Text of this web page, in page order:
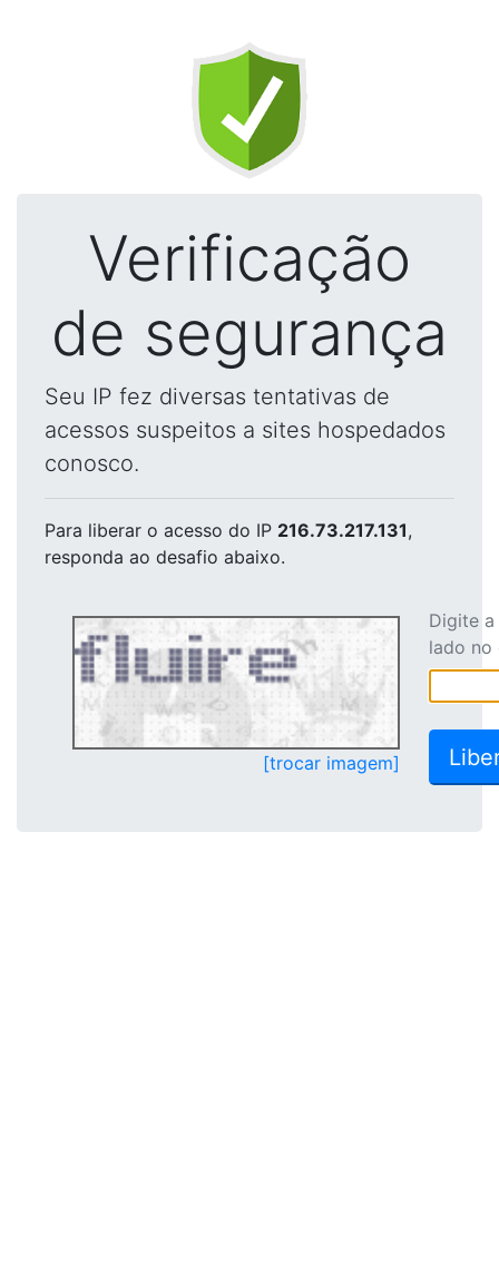
Verificação
de segurança
Seu IP fez diversas tentativas de
acessos suspeitos a sites hospedados
conosco.
Para liberar o acesso do IP 216.73.217.131,
responda ao desafio abaixo.
[trocar imagem]
Digite
lado no